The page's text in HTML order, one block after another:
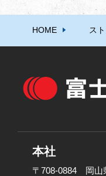
HOME ス
本社
〒708-0884 岡山